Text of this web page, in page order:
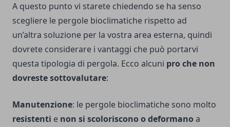
A questo punto vi starete chiedendo se ha senso
scegliere le pergole bioclimatiche rispetto ad
un’altra soluzione per la vostra area esterna, quindi
dovrete considerare i vantaggi che può portarvi
questa tipologia di pergola. Ecco alcuni pro che non
dovreste sottovalutare:
Manutenzione: le pergole bioclimatiche sono molto
resistenti e non si scoloriscono o deformano a